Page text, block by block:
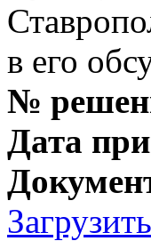
в его
№
Дата
Загрузить